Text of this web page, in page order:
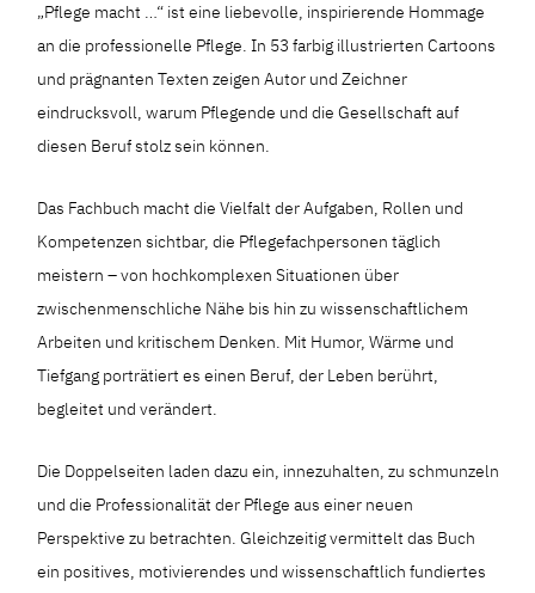
„Pflege macht …“ ist eine liebevolle, inspirierende Hommage
an die professionelle Pflege. In 53 farbig illustrierten Cartoons
und prägnanten Texten zeigen Autor und Zeichner
eindrucksvoll, warum Pflegende und die Gesellschaft auf
diesen Beruf stolz sein können.
Das Fachbuch macht die Vielfalt der Aufgaben, Rollen und
Kompetenzen sichtbar, die Pflegefachpersonen täglich
meistern – von hochkomplexen Situationen über
zwischenmenschliche Nähe bis hin zu wissenschaftlichem
Arbeiten und kritischem Denken. Mit Humor, Wärme und
Tiefgang porträtiert es einen Beruf, der Leben berührt,
begleitet und verändert.
Die Doppelseiten laden dazu ein, innezuhalten, zu schmunzeln
und die Professionalität der Pflege aus einer neuen
Perspektive zu betrachten. Gleichzeitig vermittelt das Buch
ein positives, motivierendes und wissenschaftlich fundiertes